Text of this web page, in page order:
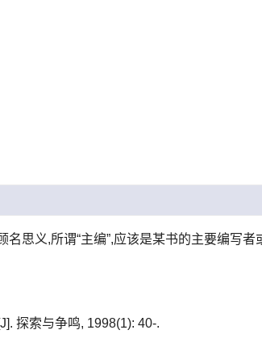
名思义,所谓“主编”,应该是某书的主要编写
探索与争鸣, 1998(1): 40-.